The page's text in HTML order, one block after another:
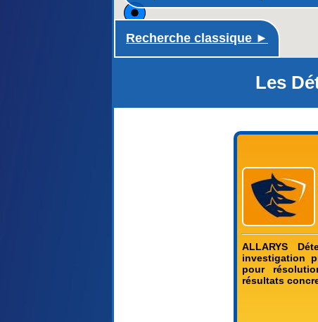
Recherche classique ►
Les
ALLARYS
investigation
pour
résultats